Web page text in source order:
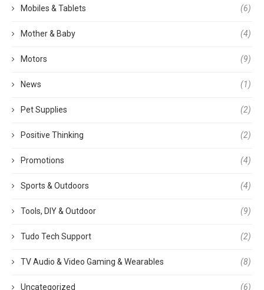
Mobiles & Tablets (6)
Mother & Baby (4)
Motors (9)
News (1)
Pet Supplies (2)
Positive Thinking (2)
Promotions (4)
Sports & Outdoors (4)
Tools, DIY & Outdoor (9)
Tudo Tech Support (2)
TV Audio & Video Gaming & Wearables (8)
Uncategorized (6)